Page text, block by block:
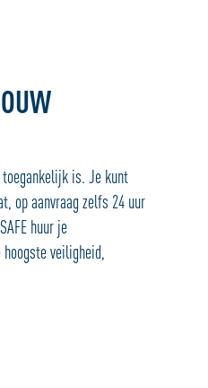
toegankelijk is. Je kunt
op aanvraag zelfs 24 uur
huur je
veiligheid,